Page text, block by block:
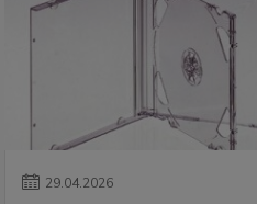
29.04.2026